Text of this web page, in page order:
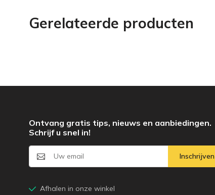
Gerelateerde producten
Ontvang gratis tips, nieuws en aanbiedingen.
Schrijf u snel in!
Inschrijven
Afhalen in onze winkel